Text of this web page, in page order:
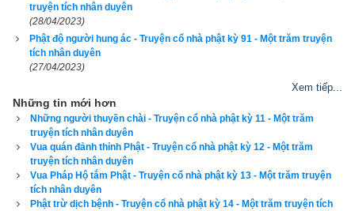
được cứu hộ, những chúng sanh không được an ổn sẽ được
an ổn, những chúng sanh chưa nhập Niết-bàn sẽ được nhập
Niết-bàn.”
Ông trưởng giả phát nguyện rồi, đức Phật liền mỉm cười, từ
nơi trán, giữa hai lông mày phóng ra một đạo hào quang năm
sắc, bay quanh Phật ba vòng rồi lại theo chỗ trên trán Phật mà
bay trở vào.
Khi ấy, A-nan bạch Phật rằng: “Như Lai là đấng tôn quý, chẳng
vô cớ mà cười bao giờ. Nay vì nhân duyên gì mà Phật mỉm
truyện tích nhân duyên
(28/04/2023)
Phật độ người hung ác - Truyện cổ nhà phật kỳ 91 - Một trăm truyện
tích nhân duyên
(27/04/2023)
Xem tiếp...
Những tin mới hơn
Những người thuyền chài - Truyện cổ nhà phật kỳ 11 - Một trăm
truyện tích nhân duyên
Vua quán đảnh thỉnh Phật - Truyện cổ nhà phật kỳ 12 - Một trăm
truyện tích nhân duyên
Vua Pháp Hộ tắm Phật - Truyện cổ nhà phật kỳ 13 - Một trăm truyện
tích nhân duyên
Phật trừ dịch bệnh - Truyện cổ nhà phật kỳ 14 - Một trăm truyện tích